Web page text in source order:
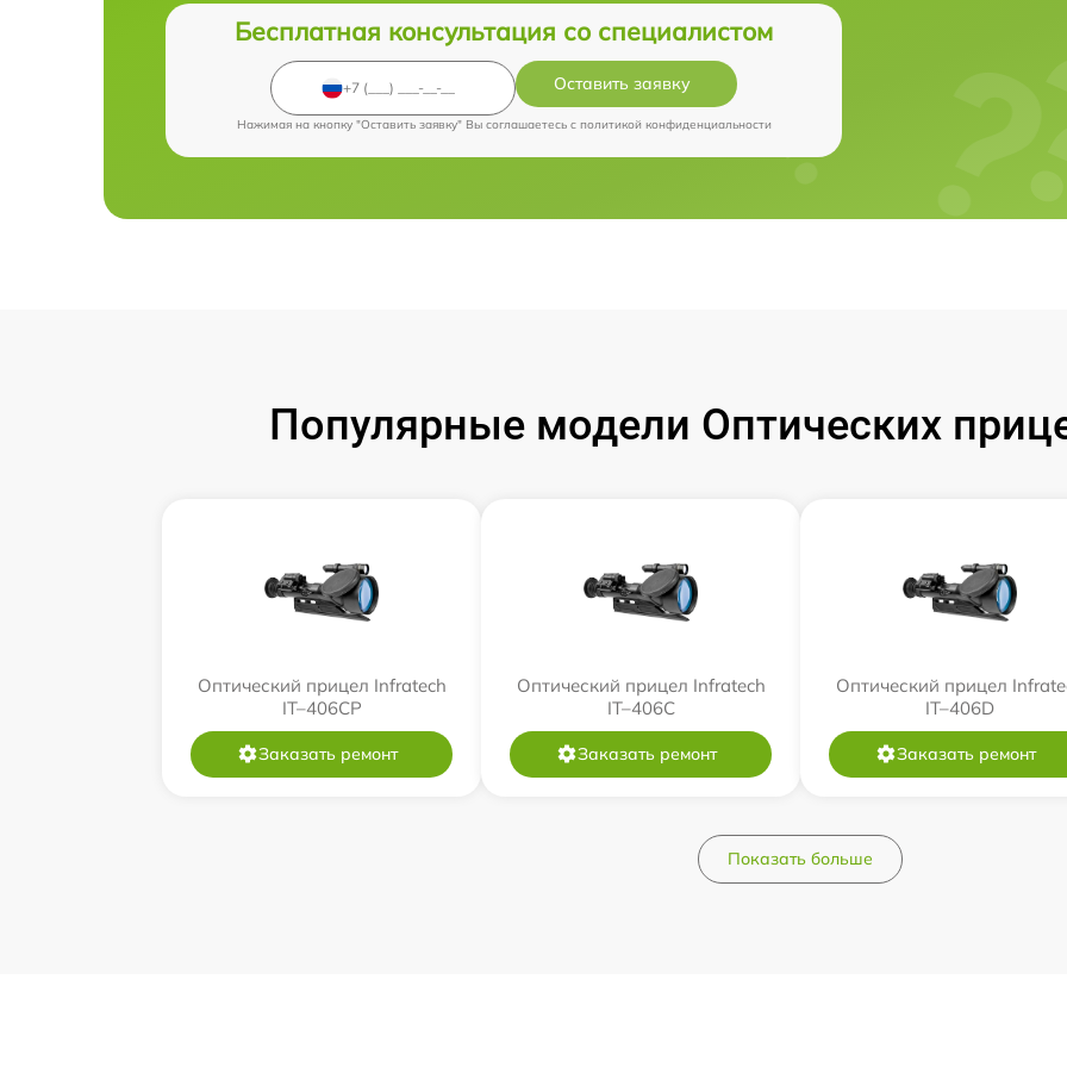
Бесплатная консультация со специалистом
Оставить заявку
Нажимая на кнопку "Оставить заявку" Вы соглашаетесь c политикой конфиденциальности
Популярные модели Оптических
Оптический прицел Infratech
IT–406СP
Заказать ремонт
Оптический прицел Infratech
IT–406С
Заказать ремонт
Оптический прицел
IT–406D
Заказать ремонт
Показать больше